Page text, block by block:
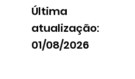
Última
atualização:
01/08/2026